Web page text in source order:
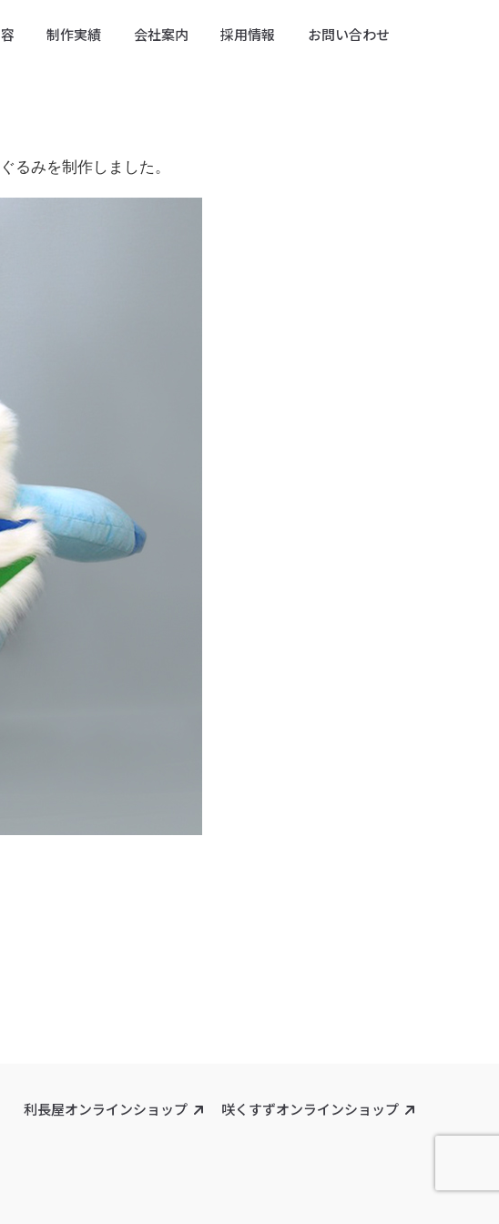
制作実績 会社案内 採用情報 お問い合わせ
るみを制作しました。
利長屋オンラインショップ 咲くすずオンラインショップ